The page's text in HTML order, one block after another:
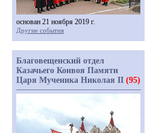
основан 21 ноября 2019 г.
Другие события
Благовещенский отдел
Казачьего Конвоя Памяти
Царя Мученика Николая II (95)